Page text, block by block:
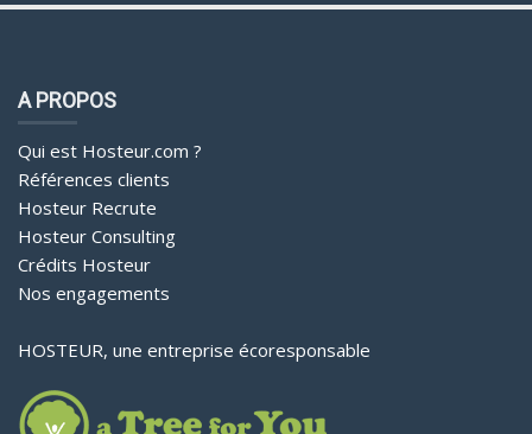
A PROPOS
Qui est Hosteur.com ?
Références clients
Hosteur Recrute
Hosteur Consulting
Crédits Hosteur
Nos engagements
HOSTEUR, une entreprise écoresponsable